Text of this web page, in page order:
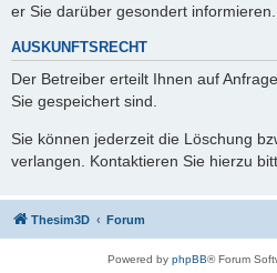
er Sie darüber gesondert informieren.
AUSKUNFTSRECHT
Der Betreiber erteilt Ihnen auf
Sie gespeichert sind.
Sie können jederzeit die Löschung
verlangen. Kontaktieren Sie hierzu
Thesim3D Forum
Powered by phpBB® Forum